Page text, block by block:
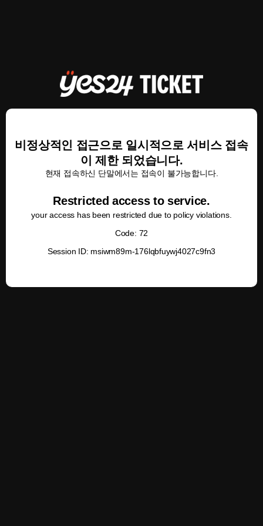
비정상적인 접근으로 일시적으로 서비스 접속
이 제한 되었습니다.
현재 접속하신 단말에서는 접속이 불가능합니다.
Restricted access to service.
your access has been restricted due to policy violations.
Code: 72
Session ID: msiwm89m-176lqbfuywj4027c9fn3